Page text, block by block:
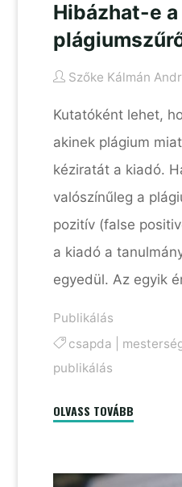
Hibázhat-e a
Szőke Kálmán
Kutatóként lehet,
akinek plágium
kéziratát a kiadó.
valószínűleg a
pozitív (false
a kiadó a
egyedül. Az egyik
Publikálás
csapda
publikálás
OLVASS TOVÁBB